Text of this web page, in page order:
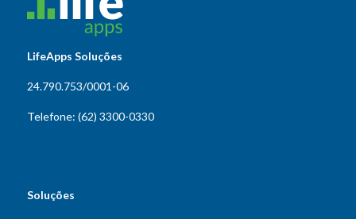
LifeApps Soluções
24.790.753/0001-06
Telefone: (62) 3300-0330
Soluções